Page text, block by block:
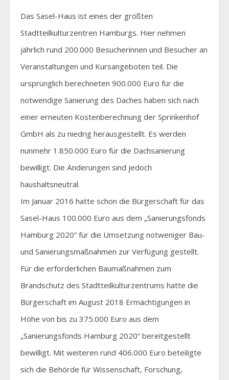
Das Sasel-Haus ist eines der größten
Stadtteilkulturzentren Hamburgs. Hier nehmen
jährlich rund 200.000 Besucherinnen und Besucher an
Veranstaltungen und Kursangeboten teil. Die
ursprünglich berechneten 900.000 Euro für die
notwendige Sanierung des Daches haben sich nach
einer erneuten Kostenberechnung der Sprinkenhof
GmbH als zu niedrig herausgestellt. Es werden
nunmehr 1.850.000 Euro für die Dachsanierung
bewilligt. Die Änderungen sind jedoch
haushaltsneutral.
Im Januar 2016 hatte schon die Bürgerschaft für das
Sasel-Haus 100.000 Euro aus dem „Sanierungsfonds
Hamburg 2020“ für die Umsetzung notweniger Bau-
und Sanierungsmaßnahmen zur Verfügung gestellt.
Für die erforderlichen Baumaßnahmen zum
Brandschutz des Stadtteilkulturzentrums hatte die
Bürgerschaft im August 2018 Ermächtigungen in
Höhe von bis zu 375.000 Euro aus dem
„Sanierungsfonds Hamburg 2020“ bereitgestellt
bewilligt. Mit weiteren rund 406.000 Euro beteiligte
sich die Behörde für Wissenschaft, Forschung,